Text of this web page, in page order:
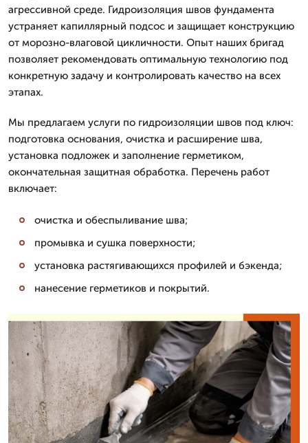
агрессивной среде. Гидроизоляция швов фундамента
устраняет капиллярный подсос и защищает конструкцию
от морозно-влаговой цикличности. Опыт наших бригад
позволяет рекомендовать оптимальную технологию под
конкретную задачу и контролировать качество на всех
этапах.
Мы предлагаем услуги по гидроизоляции швов под ключ:
подготовка основания, очистка и расширение шва,
установка подложек и заполнение герметиком,
окончательная защитная обработка. Перечень работ
включает:
очистка и обеспыливание шва;
промывка и сушка поверхности;
установка растягивающихся профилей и бэкенда;
нанесение герметиков и покрытий.